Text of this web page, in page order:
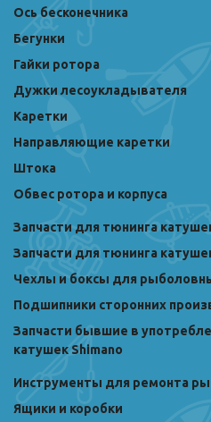
Ось бесконечника
Бегунки
Гайки ротора
Дужки лесоукладывателя
Каретки
Направляющие каретки
Штока
Обвес ротора и корпуса
Запчасти для тюнинга
Запчасти для тюнинга
Чехлы и боксы для
Подшипники сторонних
Запчасти бывшие в
катушек Shimano
Инструменты для ремонта
Ящики и коробки